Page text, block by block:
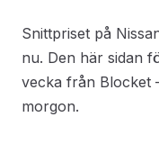
Snittpriset på
nu. Den här sidan
vecka från Blocket
morgon.